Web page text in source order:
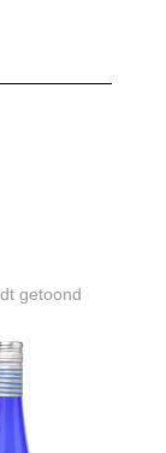
getoondGesorteerd